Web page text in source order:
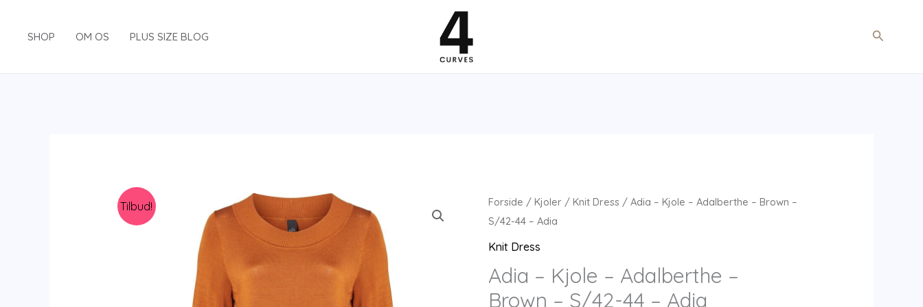
SHOP OM OS PLUS SIZE BLOG Søg
Tilbud! Forside /Kjoler /Knit Dress / Adia – Kjole – Adalberthe – Brown –
S/42-44 – Adia
Knit Dress
Adia – Kjole – Adalberthe –
Brown – S/42-44 – Adia